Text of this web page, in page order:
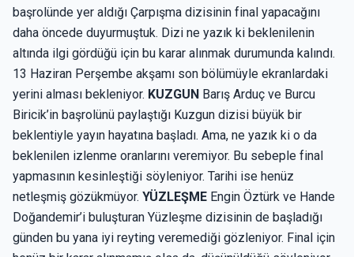
başrolünde yer aldığı Çarpışma dizisinin final yapacağını
daha öncede duyurmuştuk. Dizi ne yazık ki beklenilenin
altında ilgi gördüğü için bu karar alınmak durumunda kalındı.
13 Haziran Perşembe akşamı son bölümüyle ekranlardaki
yerini alması bekleniyor. KUZGUN Barış Arduç ve Burcu
Biricik’in başrolünü paylaştığı Kuzgun dizisi büyük bir
beklentiyle yayın hayatına başladı. Ama, ne yazık ki o da
beklenilen izlenme oranlarını veremiyor. Bu sebeple final
yapmasının kesinleştiği söyleniyor. Tarihi ise henüz
netleşmiş gözükmüyor. YÜZLEŞME Engin Öztürk ve Hande
Doğandemir’i buluşturan Yüzleşme dizisinin de başladığı
günden bu yana iyi reyting veremediği gözleniyor. Final için